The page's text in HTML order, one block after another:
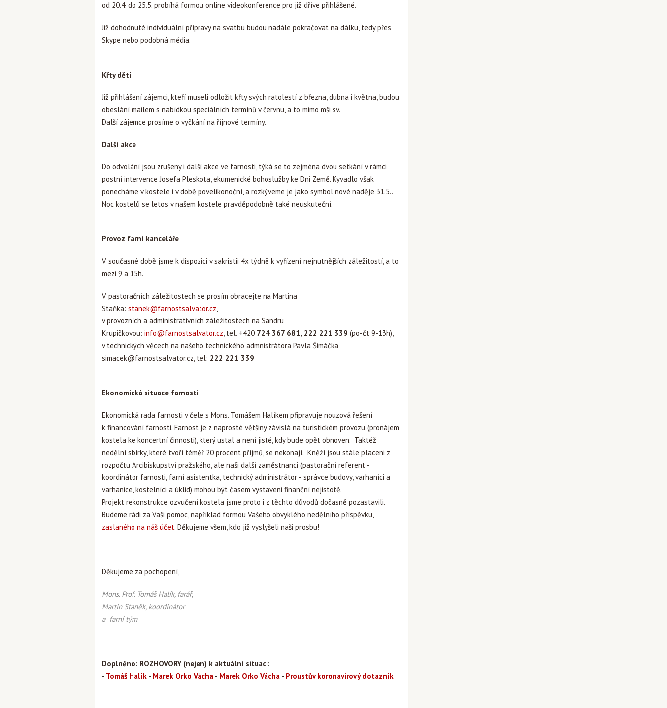
od 20.4. do 25.5. probíhá formou online videokonference pro již dříve přihlášené.
Již dohodnuté individuální přípravy na svatbu budou nadále pokračovat na dálku, tedy přes
Skype nebo podobná média.
Křty dětí
Již přihlášení zájemci, kteří museli odložit křty svých ratolestí z března, dubna i května, budou
obeslání mailem s nabídkou speciálních termínů v červnu, a to mimo mši sv.
Další zájemce prosíme o vyčkání na říjnové termíny.
Další akce
Do odvolání jsou zrušeny i další akce ve farnosti, týká se to zejména dvou setkání v rámci
postní intervence Josefa Pleskota, ekumenické bohoslužby ke Dni Země. Kyvadlo však
ponecháme v kostele i v době povelikonoční, a rozkýveme je jako symbol nové naděje 31.5..
Noc kostelů se letos v našem kostele pravděpodobně také neuskuteční.
Provoz farní kanceláře
V současné době jsme k dispozici v sakristii 4x týdně k vyřízení nejnutnějších záležitostí, a to
mezi 9 a 15h.
V pastoračních záležitostech se prosím obracejte na Martina
Staňka: stanek@farnostsalvator.cz,
v provozních a administrativních záležitostech na Sandru
Krupičkovou: info@farnostsalvator.cz, tel. +420 724 367 681, 222 221 339 (po-čt 9-13h),
v technických věcech na našeho technického admnistrátora Pavla Šimáčka
simacek@farnostsalvator.cz, tel: 222 221 339
Ekonomická situace farnosti
Ekonomická rada farnosti v čele s Mons. Tomášem Halíkem připravuje nouzová řešení
k financování farnosti. Farnost je z naprosté většiny závislá na turistickém provozu (pronájem
kostela ke koncertní činnosti), který ustal a není jisté, kdy bude opět obnoven. Taktéž
nedělní sbírky, které tvoří téměř 20 procent příjmů, se nekonají. Kněží jsou stále placeni z
rozpočtu Arcibiskupství pražského, ale naši další zaměstnanci (pastorační referent -
koordinátor farnosti, farní asistentka, technický administrátor - správce budovy, varhaníci a
varhanice, kostelníci a úklid) mohou být časem vystaveni finanční nejistotě.
Projekt rekonstrukce ozvučení kostela jsme proto i z těchto důvodů dočasně pozastavili.
Budeme rádi za Vaši pomoc, například formou Vašeho obvyklého nedělního příspěvku,
zaslaného na náš účet. Děkujeme všem, kdo již vyslyšeli naši prosbu!
Děkujeme za pochopení,
Mons. Prof. Tomáš Halík, farář,
Martin Staněk, koordinátor
a farní tým
Doplněno: ROZHOVORY (nejen) k aktuální situaci:
- Tomáš Halík - Marek Orko Vácha - Marek Orko Vácha - Proustův koronavirový dotazník